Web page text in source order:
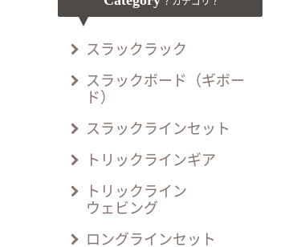
スラックラック
スラックボード（ギボー
ド）
スラックラインセット
トリックラインギア
トリックライン
ウェビング
ロングラインセット